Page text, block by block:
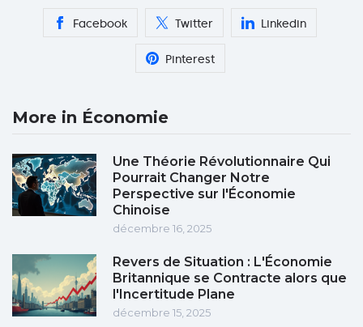
Facebook Twitter Linkedin
Pinterest
More in Économie
Une Théorie Révolutionnaire Qui
Pourrait Changer Notre
Perspective sur l'Économie
Chinoise
décembre 16, 2025
Revers de Situation : L'Économie
Britannique se Contracte alors que
l'Incertitude Plane
décembre 15, 2025